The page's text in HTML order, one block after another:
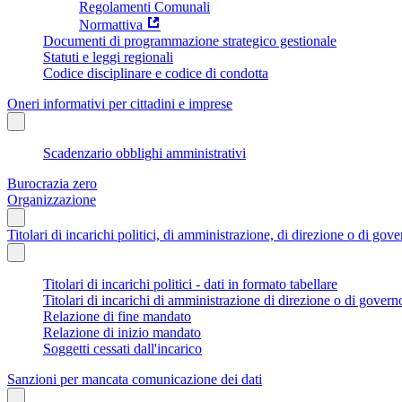
Regolamenti Comunali
Normattiva
Documenti di programmazione strategico gestionale
Statuti e leggi regionali
Codice disciplinare e codice di condotta
Oneri informativi per cittadini e imprese
Scadenzario obblighi amministrativi
Burocrazia zero
Organizzazione
Titolari di incarichi politici, di amministrazione, di direzione o di
Titolari di incarichi politici - dati in formato tabellare
Titolari di incarichi di amministrazione di direzione o di
Relazione di fine mandato
Relazione di inizio mandato
Soggetti cessati dall'incarico
Sanzioni per mancata comunicazione dei dati